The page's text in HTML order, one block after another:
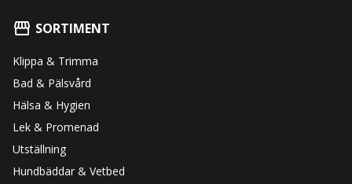
SORTIMENT
Klippa & Trimma
Bad & Pälsvård
Hälsa & Hygien
Lek & Promenad
Utställning
Hundbäddar & Vetbed